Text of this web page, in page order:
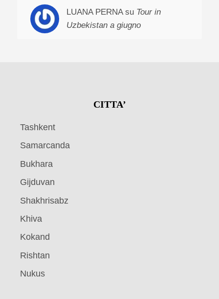
LUANA PERNA su Tour in
Uzbekistan a giugno
CITTA’
Tashkent
Samarcanda
Bukhara
Gijduvan
Shakhrisabz
Khiva
Kokand
Rishtan
Nukus